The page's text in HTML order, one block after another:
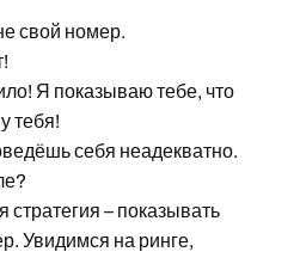
свой номер.
Я показываю тебе, что
тебя!
себя неадекватно.
– показывать
Увидимся на ринге,